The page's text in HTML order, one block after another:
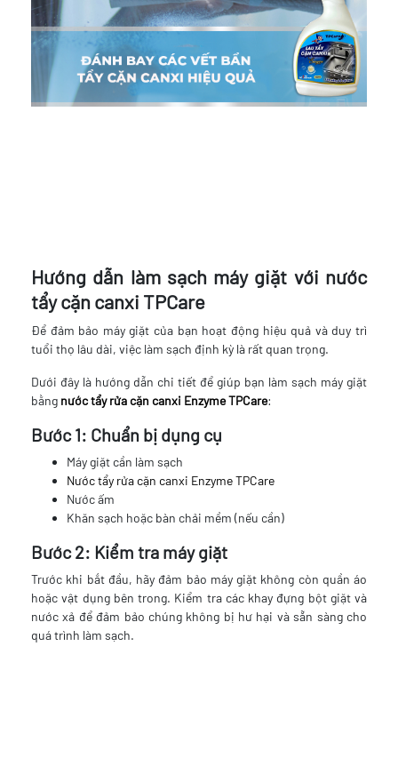
Hướng dẫn làm sạch máy giặt với nước
tẩy cặn canxi TPCare
Để đảm bảo máy giặt của bạn hoạt động hiệu quả và duy trì
tuổi thọ lâu dài, việc làm sạch định kỳ là rất quan trọng.
Dưới đây là hướng dẫn chi tiết để giúp bạn làm sạch máy giặt
bằng nước tẩy rửa cặn canxi Enzyme TPCare:
Bước 1: Chuẩn bị dụng cụ
Máy giặt cần làm sạch
Nước tẩy rửa cặn canxi Enzyme TPCare
Nước ấm
Khăn sạch hoặc bàn chải mềm (nếu cần)
Bước 2: Kiểm tra máy giặt
Trước khi bắt đầu, hãy đảm bảo máy giặt không còn quần áo
hoặc vật dụng bên trong. Kiểm tra các khay đựng bột giặt và
nước xả để đảm bảo chúng không bị hư hại và sẵn sàng cho
quá trình làm sạch.